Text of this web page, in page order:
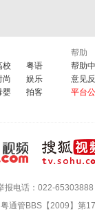
校
粤语
尚
娱乐
婴 拍客
帮助
帮助
意见
平台
报电话：022-65303888
粤通管BBS【2009】第